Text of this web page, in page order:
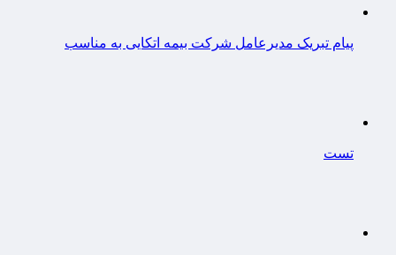
پیام تبریک مدیرعامل شرکت بیمه اتکایی به مناسب
تست